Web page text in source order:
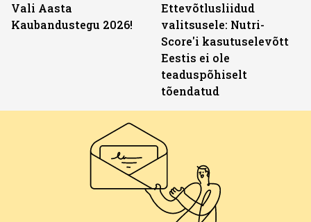
Vali Aasta
Kaubandustegu 2026!
Ettevõtlusliidud
valitsusele: Nutri-
Score'i kasutuselevõtt
Eestis ei ole
teaduspõhiselt
tõendatud